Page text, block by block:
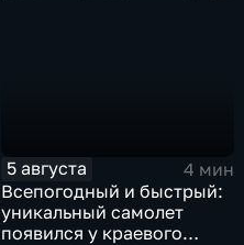
5 августа
4 мин
Всепогодный и быстрый:
уникальный самолет
появился у краевого